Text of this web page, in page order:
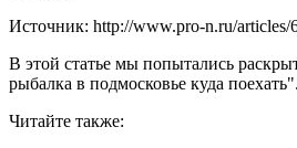
Источник: http://www.pro-n.ru/articles/
В этой статье мы попытались
рыбалка в подмосковье куда поехать".
Читайте также: